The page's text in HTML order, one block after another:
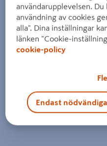
användarupplevelsen. Du
användning av cookies
alla". Dina inställningar
länken "Cookie-
cookie-policy
Endast nödvändiga